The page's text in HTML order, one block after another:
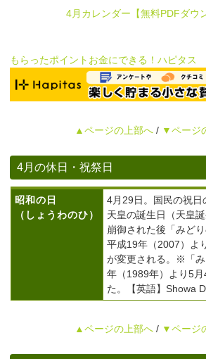
4月カレンダー【無料PDFダウ
もらったポイントお金にできる！ハピタス
▲ページの上部へ / ▼ページ
4月の休日・祝祭日
昭和の日
（しょうわのひ）
4月29日。国民の祝日
天皇の誕生日（天皇
崩御された後「みど
平成19年（2007）よ
が変更される。※「
年（1989年）より5
た。【英語】Showa
▲ページの上部へ / ▼ページ